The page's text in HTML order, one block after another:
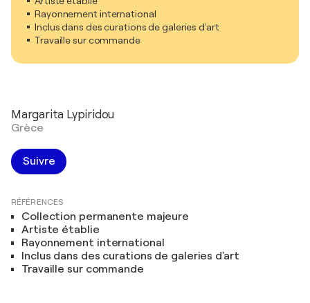
Rayonnement international
Inclus dans des curations de galeries d'art
Travaille sur commande
Margarita Lypiridou
Grèce
Suivre
RÉFÉRENCES
Collection permanente majeure
Artiste établie
Rayonnement international
Inclus dans des curations de galeries d'art
Travaille sur commande